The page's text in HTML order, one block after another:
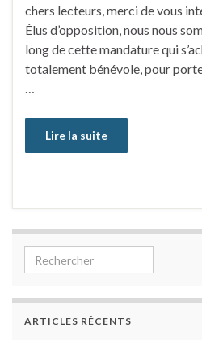
chers lecteurs, merci de vous
Élus d’opposition, nous nous
long de cette mandature qui
totalement bénévole, pour
…
Lire la suite
Search for:
ARTICLES RÉCENTS